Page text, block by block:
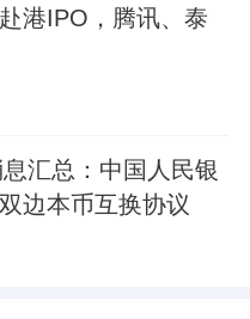
港IPO，腾讯、泰
汇总：中国人民银
边本币互换协议